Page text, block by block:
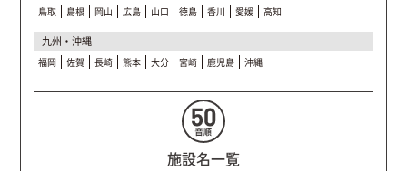
鳥取 島根 岡山 広島 山口 徳島 香川 愛媛 高知
九州・沖縄
福岡 佐賀 長崎 熊本 大分 宮崎 鹿児島 沖縄
施設名一覧